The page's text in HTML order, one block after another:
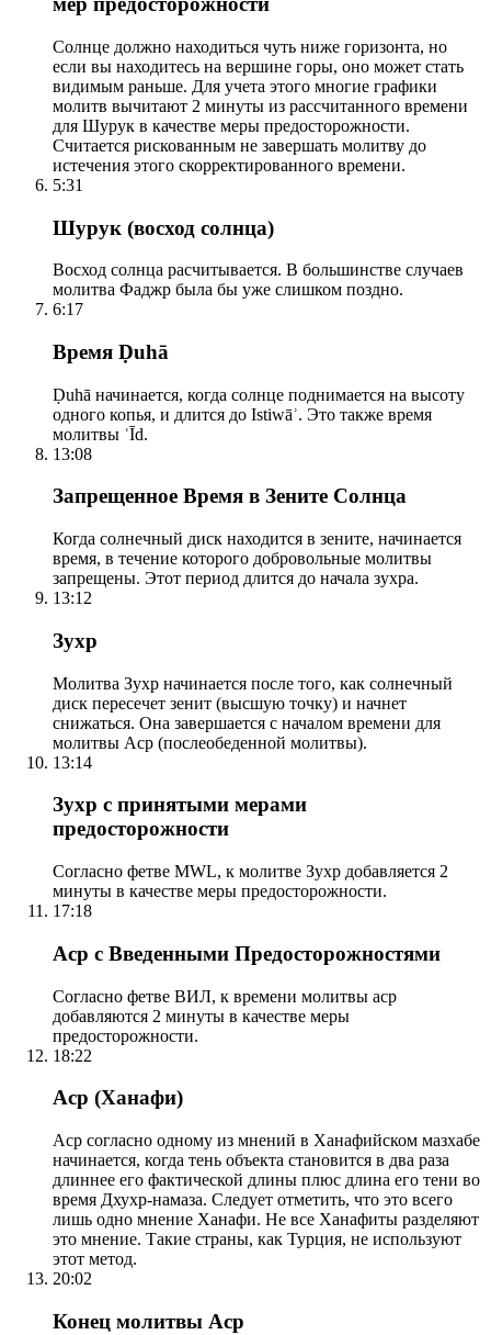
Солнце должно находиться чуть ниже горизонта, но
если вы находитесь на вершине горы, оно может стать
видимым раньше. Для учета этого многие графики
молитв вычитают 2 минуты из рассчитанного времени
для Шурук в качестве меры предосторожности.
Считается рискованным не завершать молитву до
истечения этого скорректированного времени.
5:31
Шурук (восход солнца)
Восход солнца расчитывается. В большинстве случаев
молитва Фаджр была бы уже слишком поздно.
6:17
Время Ḍuhā
Ḍuhā начинается, когда солнце поднимается на высоту
одного копья, и длится до Istiwāʾ. Это также время
молитвы ʿĪd.
13:08
Запрещенное Время в Зените Солнца
Когда солнечный диск находится в зените, начинается
время, в течение которого добровольные молитвы
запрещены. Этот период длится до начала зухра.
13:12
Зухр
Молитва Зухр начинается после того, как солнечный
диск пересечет зенит (высшую точку) и начнет
снижаться. Она завершается с началом времени для
молитвы Аср (послеобеденной молитвы).
13:14
Зухр с принятыми мерами
предосторожности
Согласно фетве MWL, к молитве Зухр добавляется 2
минуты в качестве меры предосторожности.
17:18
Аср с Введенными Предосторожностями
Согласно фетве ВИЛ, к времени молитвы аср
добавляются 2 минуты в качестве меры
предосторожности.
18:22
Аср (Ханафи)
Аср согласно одному из мнений в Ханафийском мазхабе
начинается, когда тень объекта становится в два раза
длиннее его фактической длины плюс длина его тени во
время Дхухр-намаза. Следует отметить, что это всего
лишь одно мнение Ханафи. Не все Ханафиты разделяют
это мнение. Такие страны, как Турция, не используют
этот метод.
20:02
Конец молитвы Аср